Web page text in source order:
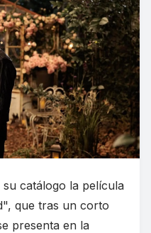
su catálogo la película
que tras un corto
presenta en la